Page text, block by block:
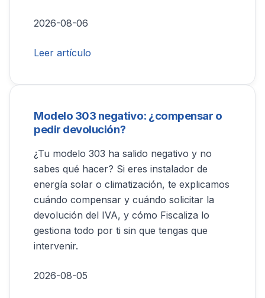
2026-08-06
Leer artículo
Modelo 303 negativo: ¿compensar o
pedir devolución?
¿Tu modelo 303 ha salido negativo y no
sabes qué hacer? Si eres instalador de
energía solar o climatización, te explicamos
cuándo compensar y cuándo solicitar la
devolución del IVA, y cómo Fiscaliza lo
gestiona todo por ti sin que tengas que
intervenir.
2026-08-05